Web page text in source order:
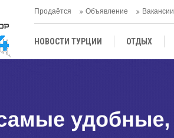
Продаётся Объявление Вакансии
НОВОСТИ ТУРЦИИ ОТДЫХ
ЦЕНТРАЛЬНАЯ АЗИЯ